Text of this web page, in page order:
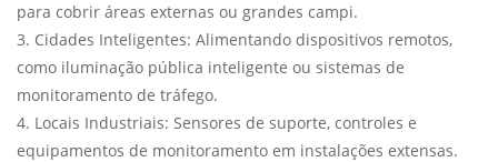
para cobrir áreas externas ou grandes campi.
3. Cidades Inteligentes: Alimentando dispositivos remotos,
como iluminação pública inteligente ou sistemas de
monitoramento de tráfego.
4. Locais Industriais: Sensores de suporte, controles e
equipamentos de monitoramento em instalações extensas.